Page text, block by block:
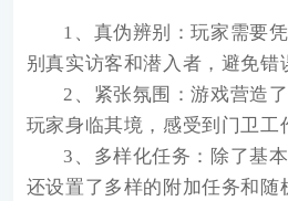
1、真伪辨别：玩家需要
别真实访客和潜入者，避免错
2、紧张氛围：游戏营造
玩家身临其境，感受到门卫工
3、多样化任务：除了基
还设置了多样的附加任务和随